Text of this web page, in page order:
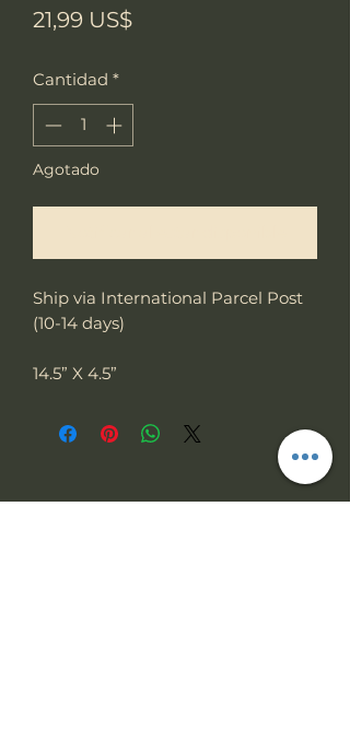
21,99 US$Precio
Cantidad *
Agotado
Ship via International Parcel Post
(10-14 days)
14.5” X 4.5”